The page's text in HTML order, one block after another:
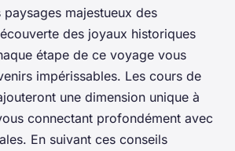
majestueux des
des joyaux historiques
étape de ce voyage vous
impérissables. Les cours de
une dimension unique à
connectant profondément avec
En suivant ces conseils